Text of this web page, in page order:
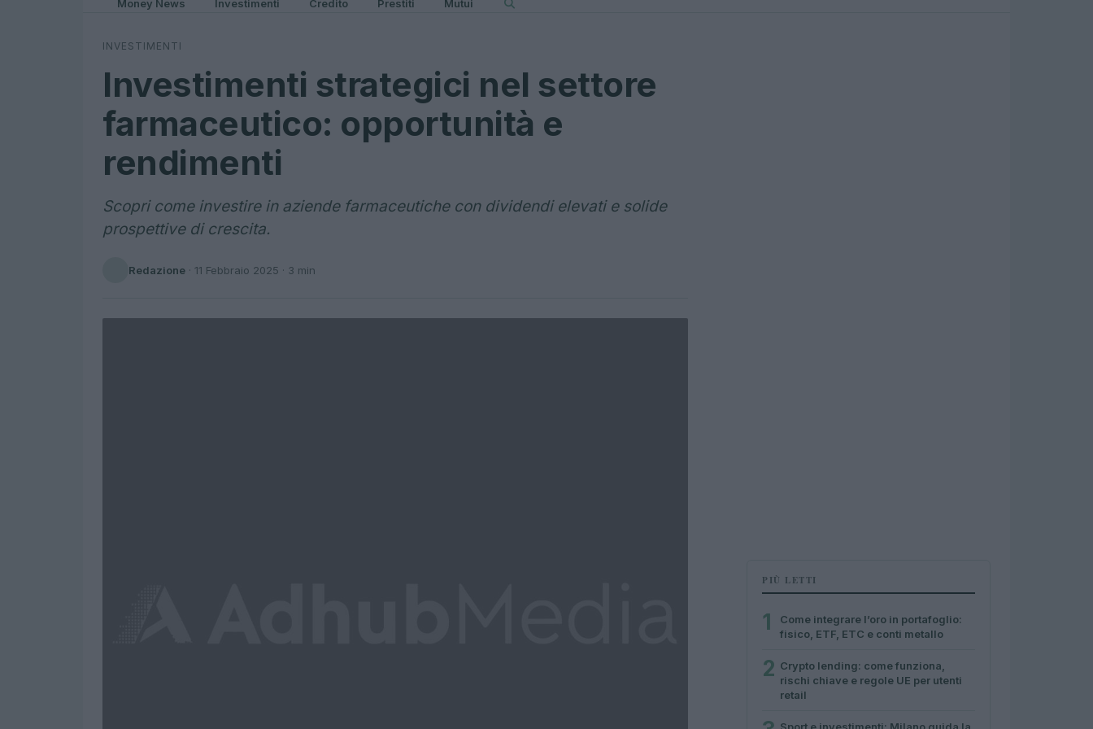
Money News Investimenti Credito Prestiti Mutui
INVESTIMENTI
Investimenti strategici nel settore
farmaceutico: opportunità e
rendimenti
Scopri come investire in aziende farmaceutiche con dividendi elevati e solide
prospettive di crescita.
Redazione · 11 Febbraio 2025 · 3 min
PIÙ LETTI
1
Come integrare l’oro in portafoglio:
fisico, ETF, ETC e conti metallo
2 Crypto lending: come funziona,
rischi chiave e regole UE per utenti
retail